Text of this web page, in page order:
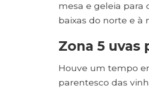
mesa e geleia para
baixas do norte e à
Zona 5 uvas
Houve um tempo
parentesco das